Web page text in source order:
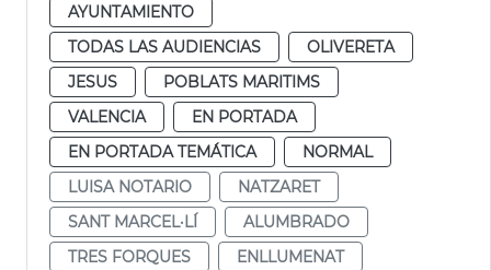
AYUNTAMIENTO
TODAS LAS AUDIENCIAS
OLIVERETA
JESUS
POBLATS MARITIMS
VALENCIA
EN PORTADA
EN PORTADA TEMÁTICA
NORMAL
LUISA NOTARIO
NATZARET
SANT MARCEL·LÍ
ALUMBRADO
TRES FORQUES
ENLLUMENAT